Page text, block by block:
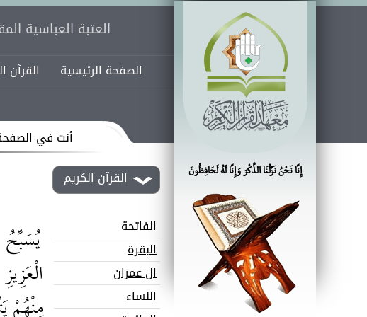
إِنَّا نَحْنُ نَزَّلْنَا الذِّكْرَ وَإِنَّا لَهُ لَحَافِظُونَ
العتبة العباسية
الصفحة الرئيسية القرآن
أنت في
القرآن الكريم
الفاتحة
البقرة
ال عمران
النساء
يُسَبِّحُ
مِنْهُمْ